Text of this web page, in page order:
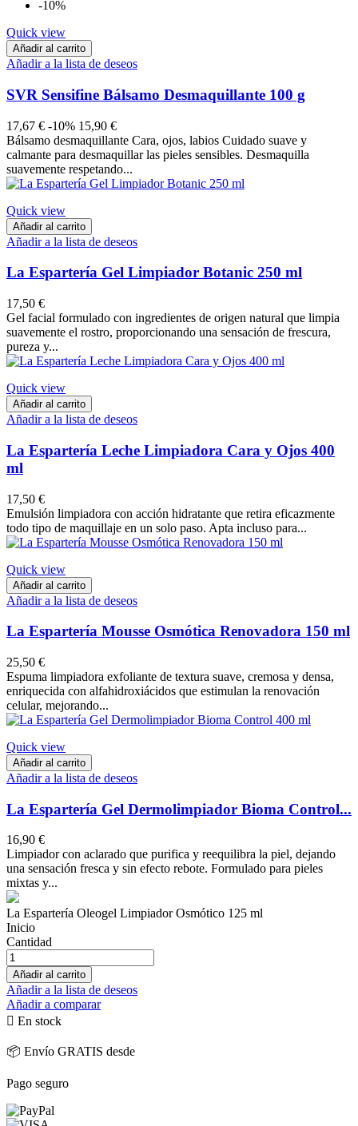
-10%
Quick view
Añadir al carrito
Añadir a la lista de deseos
SVR Sensifine Bálsamo Desmaquillante 100 g
17,67 € -10% 15,90 €
Bálsamo desmaquillante Cara, ojos, labios Cuidado suave y
calmante para desmaquillar las pieles sensibles. Desmaquilla
suavemente respetando...
Quick view
Añadir al carrito
Añadir a la lista de deseos
La Espartería Gel Limpiador Botanic 250 ml
17,50 €
Gel facial formulado con ingredientes de origen natural que limpia
suavemente el rostro, proporcionando una sensación de frescura,
pureza y...
Quick view
Añadir al carrito
Añadir a la lista de deseos
La Espartería Leche Limpiadora Cara y Ojos 400
ml
17,50 €
Emulsión limpiadora con acción hidratante que retira eficazmente
todo tipo de maquillaje en un solo paso. Apta incluso para...
Quick view
Añadir al carrito
Añadir a la lista de deseos
La Espartería Mousse Osmótica Renovadora 150 ml
25,50 €
Espuma limpiadora exfoliante de textura suave, cremosa y densa,
enriquecida con alfahidroxiácidos que estimulan la renovación
celular, mejorando...
Quick view
Añadir al carrito
Añadir a la lista de deseos
La Espartería Gel Dermolimpiador Bioma Control...
16,90 €
Limpiador con aclarado que purifica y reequilibra la piel, dejando
una sensación fresca y sin efecto rebote. Formulado para pieles
mixtas y...
La Espartería Oleogel Limpiador Osmótico 125 ml
Inicio
Cantidad
Añadir al carrito
Añadir a la lista de deseos
Añadir a comparar
 En stock
📦 Envío GRATIS desde
Pago seguro